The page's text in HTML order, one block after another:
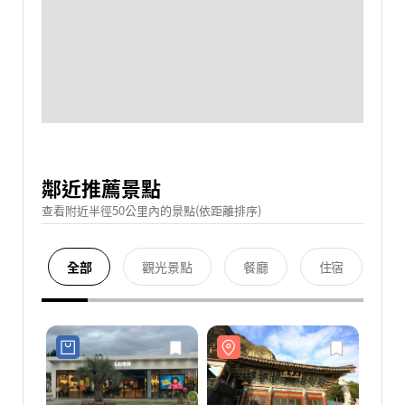
鄰近推薦景點
查看附近半徑50公里內的景點(依距離排序)
全部 觀光景點 餐廳 住宿